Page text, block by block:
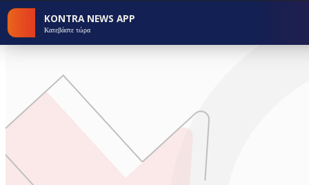
KONTRA NEWS APP
Κατεβάστε τώρα